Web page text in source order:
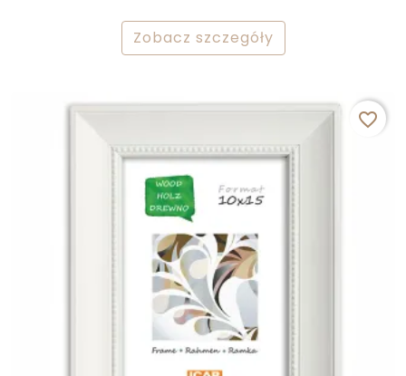
Zobacz szczegóły
favorite_border